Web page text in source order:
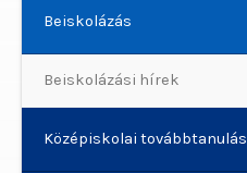
Beiskolázás
Beiskolázási hírek
Középiskolai továbbtanulás